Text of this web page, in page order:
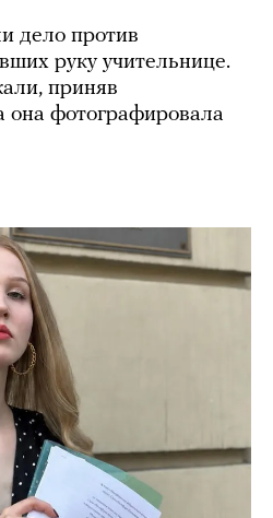
дело против
руку учительнице.
приняв
она фотографировала